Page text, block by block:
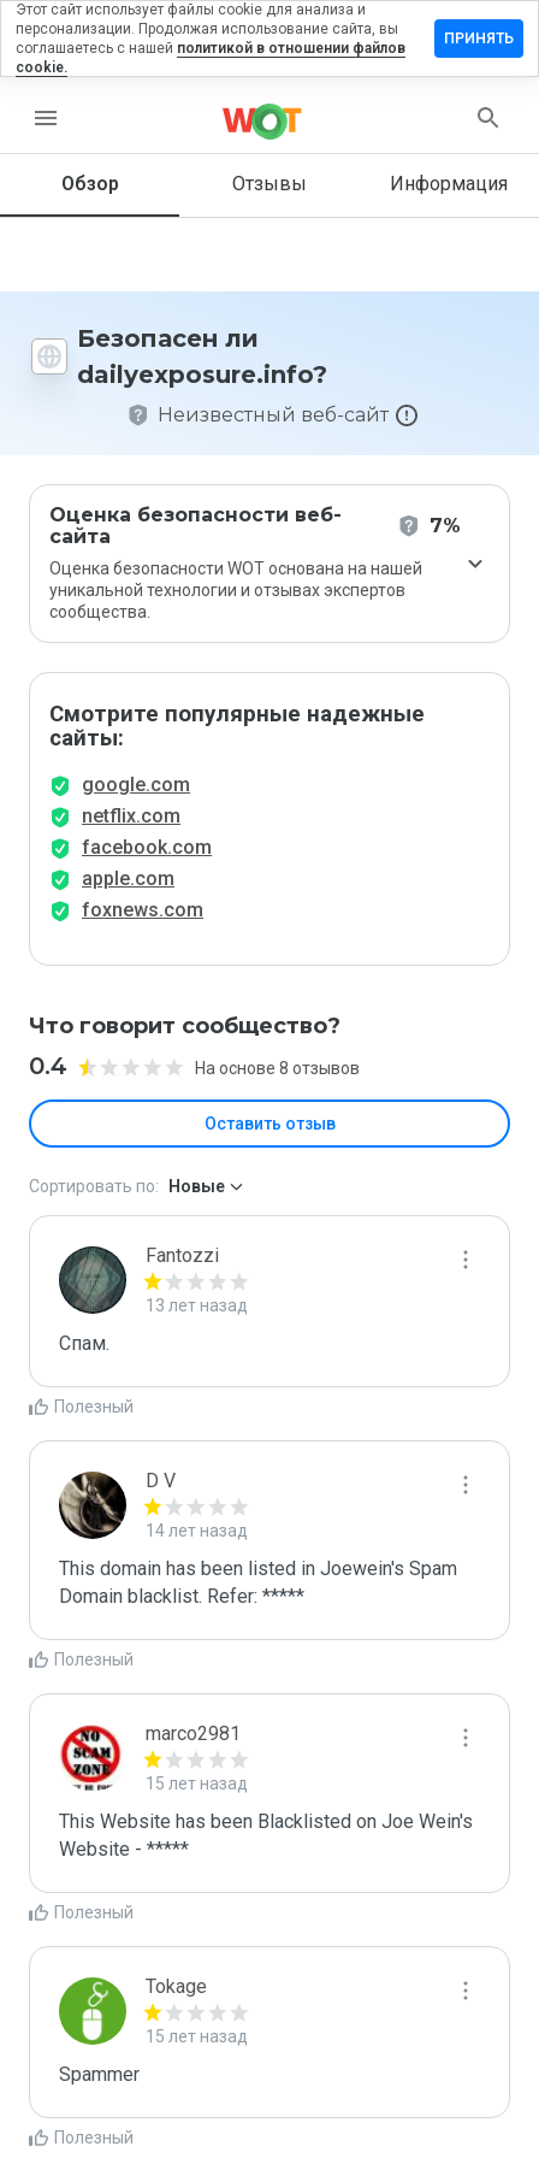
menu
Обзор Отзывы Информация
Безопасен ли
dailyexposure.info?
Неизвестный веб-сайт
Оценка безопасности веб-
сайта
7%
Оценка безопасности WOT основана на нашей
уникальной технологии и отзывах экспертов
сообщества.
Смотрите популярные надежные
сайты:
google.com
netflix.com
facebook.com
apple.com
foxnews.com
Что говорит сообщество?
0.4 На основе 8 отзывов
Оставить отзыв
отзыв
Как бы
этот
1 до 5?
Сортировать по: Новые
Fantozzi
13 лет назад
Спам.
Полезный
D V
14 лет назад
This domain has been listed in Joewein's Spam
Domain blacklist. Refer: *****
Полезный
marco2981
15 лет назад
This Website has been Blacklisted on Joe Wein's
Website - *****
Полезный
Tokage
15 лет назад
Spammer
Полезный
Этот сайт использует файлы cookie для анализа и
персонализации. Продолжая использование сайта, вы
соглашаетесь с нашей политикой в отношении файлов
cookie.
ПРИНЯТЬ